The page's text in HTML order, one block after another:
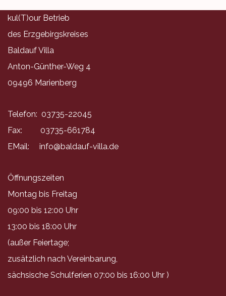
kul(T)our Betrieb
des Erzgebirgskreises
Baldauf Villa
Anton-Günther-Weg 4
09496 Marienberg
Telefon: 03735-22045
Fax: 03735-661784
EMail: info@baldauf-villa.de
Öffnungszeiten
Montag bis Freitag
09:00 bis 12:00 Uhr
13:00 bis 18:00 Uhr
(außer Feiertage;
zusätzlich nach Vereinbarung,
sächsische Schulferien 07:00 bis 16:00 Uhr )